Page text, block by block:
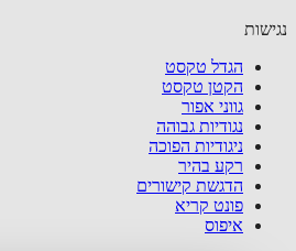
הגדל טקסט
הקטן טקסט
גווני אפור
נגודיות גבוהה
ניגודיות הפוכה
רקע בהיר
הדגשת קישורים
פונט קריא
איפוס